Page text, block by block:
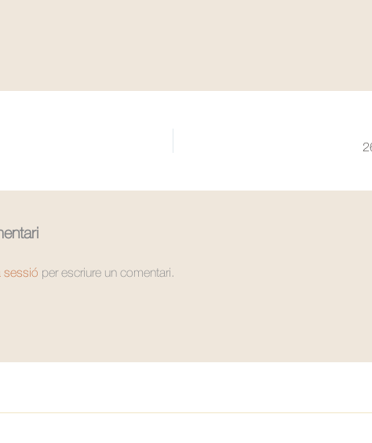
sessió per escriure un comentari.